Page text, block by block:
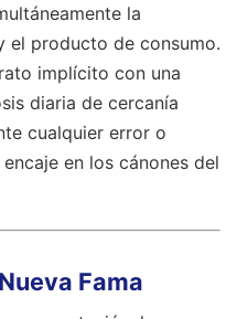
la
el producto de consumo.
implícito con una
diaria de cercanía
cualquier error o
en los cánones del
Fama